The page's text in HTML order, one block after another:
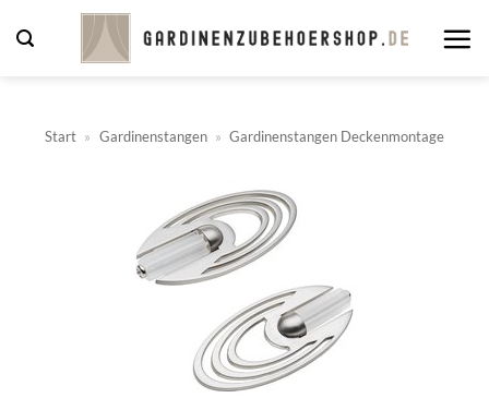
Inhalt
Start » Gardinenstangen » Gardinenstangen Deckenmontage